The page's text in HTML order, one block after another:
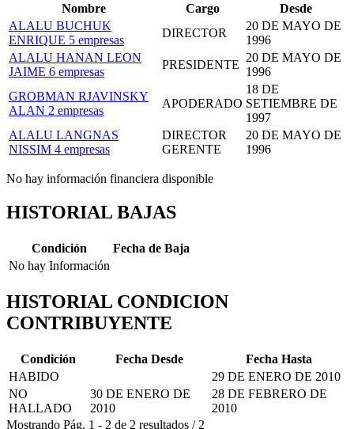
Nombre Cargo
Desde
ALALU BUCHUK
ENRIQUE 5 empresas
DIRECTOR
20 DE MAYO DE
1996
ALALU HANAN LEON
JAIME 6 empresas
PRESIDENTE
20 DE MAYO DE
1996
GROBMAN RJAVINSKY
ALAN 2 empresas
APODERADO
18 DE
SETIEMBRE DE
1997
ALALU LANGNAS
NISSIM 4 empresas
DIRECTOR
GERENTE
20 DE MAYO DE
1996
No hay información financiera disponible
HISTORIAL BAJAS
Condición
Fecha de Baja
No hay Información
HISTORIAL CONDICION
CONTRIBUYENTE
Condición Fecha Desde
Fecha Hasta
HABIDO
29 DE ENERO DE 2010
NO
HALLADO
30 DE ENERO DE
2010
28 DE FEBRERO DE
2010
Mostrando Pág. 1 - 2 de 2 resultados / 2